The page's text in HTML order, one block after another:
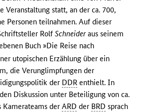
Veranstaltung statt, an der ca. 700,
Personen teilnahmen. Auf dieser
RolfSchneideraus seinem
Buch »Die Reise nach
utopischen Erzählung über ein
die Verunglimpfungen der
der DDR enthielt. In
Diskussion unter Beteiligung von ca.
Kamerateams derARD der BRD sprach